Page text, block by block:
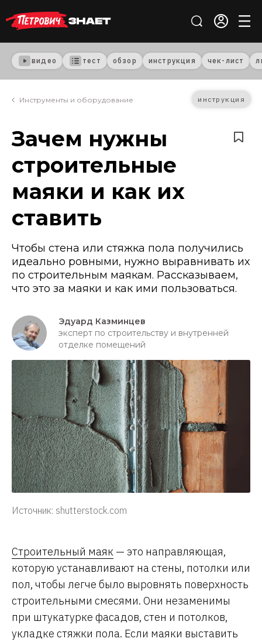
видео тест обзор инструкция чек-лист
Инструменты и оборудование инструкция
Зачем нужны
строительные
маяки и как их
ставить
Эдуард Казминцев
эксперт по строительству и внутренней
отделке помещений
Чтобы стена или стяжка пола получились
идеально ровными, нужно выравнивать их
по строительным маякам. Рассказываем,
что это за маяки и как ими пользоваться.
Источник: shutterstock.com
Строительный маяк — это направляющая,
которую устанавливают на стены, потолки или
пол, чтобы легче было выровнять поверхность
строительными смесями. Они незаменимы
при штукатурке фасадов, стен и потолков,
укладке стяжки пола. Если маяки выставить